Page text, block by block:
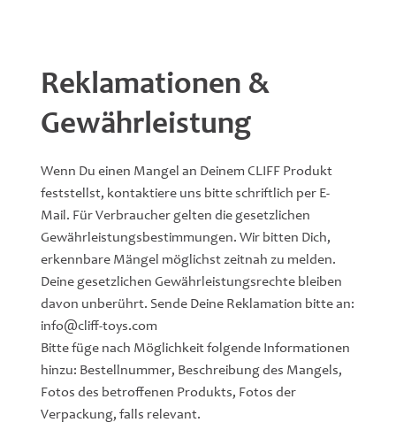
Reklamationen &
Gewährleistung
Wenn Du einen Mangel an Deinem CLIFF Produkt
feststellst, kontaktiere uns bitte schriftlich per E-
Mail. Für Verbraucher gelten die gesetzlichen
Gewährleistungsbestimmungen. Wir bitten Dich,
erkennbare Mängel möglichst zeitnah zu melden.
Deine gesetzlichen Gewährleistungsrechte bleiben
davon unberührt. Sende Deine Reklamation bitte an:
info@cliff-toys.com
Bitte füge nach Möglichkeit folgende Informationen
hinzu: Bestellnummer, Beschreibung des Mangels,
Fotos des betroffenen Produkts, Fotos der
Verpackung, falls relevant.